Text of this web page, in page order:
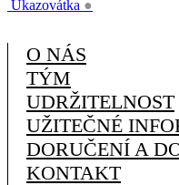
Ukazovátka ●
O NÁS
TÝM
UDRŽITELNOST
UŽITEČNÉ
DORUČENÍ A
KONTAKT